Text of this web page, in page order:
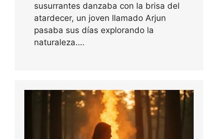
susurrantes danzaba con la brisa del
atardecer, un joven llamado Arjun
pasaba sus días explorando la
naturaleza….